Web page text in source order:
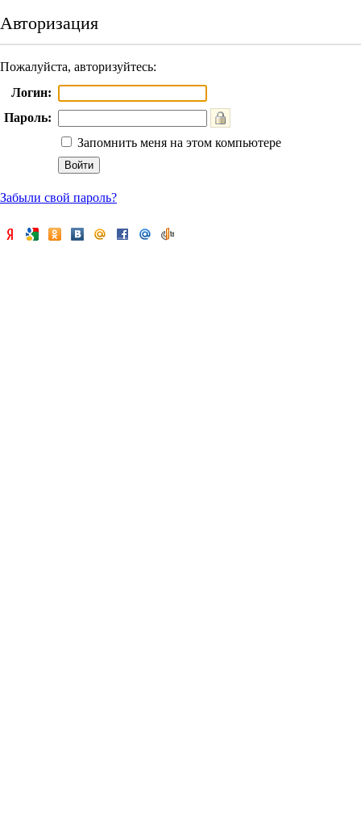
Авторизация
Пожалуйста, авторизуйтесь:
Логин:
Пароль:
Запомнить меня на этом компьютере
Забыли свой пароль?